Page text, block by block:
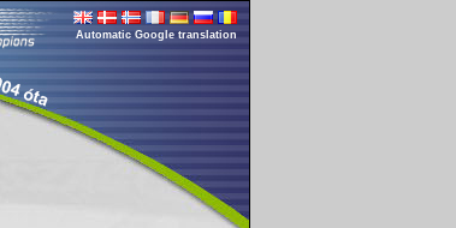
Automatic Google translation